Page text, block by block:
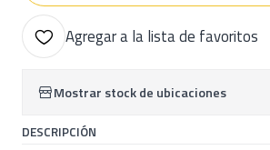
Agregar a la lista de favoritos
Mostrar stock de ubicaciones
DESCRIPCIÓN